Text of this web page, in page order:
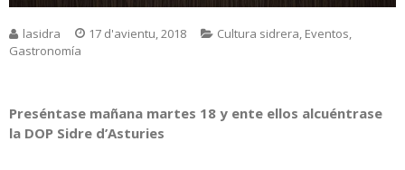
lasidra 17 d'avientu, 2018 Cultura sidrera, Eventos,
Gastronomía
Preséntase mañana martes 18 y ente ellos alcuéntrase
la DOP Sidre d’Asturies